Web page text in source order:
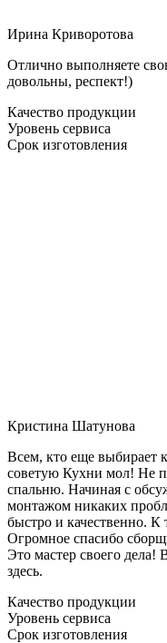
Ирина Криворотова
Отлично выполняете
довольны, респект!)
Качество продукции
Уровень сервиса
Срок изготовления
Кристина Шатунова
Всем, кто еще выбирает
советую Кухни мол! Не
спальню. Начиная с
монтажом никаких
быстро и качественно.
Огромное спасибо
Это мастер своего дела!
здесь.
Качество продукции
Уровень сервиса
Срок изготовления